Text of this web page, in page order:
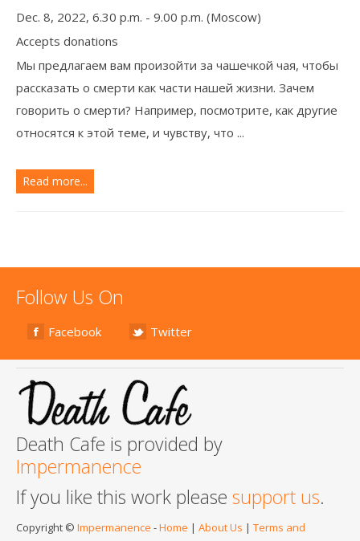
Dec. 8, 2022, 6.30 p.m. - 9.00 p.m. (Moscow)
Accepts donations
Мы предлагаем вам произойти за чашечкой чая, чтобы
рассказать о смерти как части нашей жизни. Зачем
говорить о смерти? Например, посмотрите, как другие
относятся к этой теме, и чувству, что ...
Read more...
Follow Us On
Facebook Twitter
Death Cafe is provided by
Impermanence
If you like this work please support us.
Copyright © Impermanence -Home | About Us | Terms and